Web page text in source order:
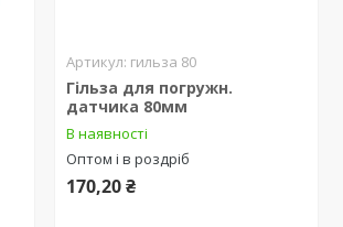
гильза 80
Гільза для погружн.
датчика 80мм
В наявності
Оптом і в роздріб
170,20 ₴